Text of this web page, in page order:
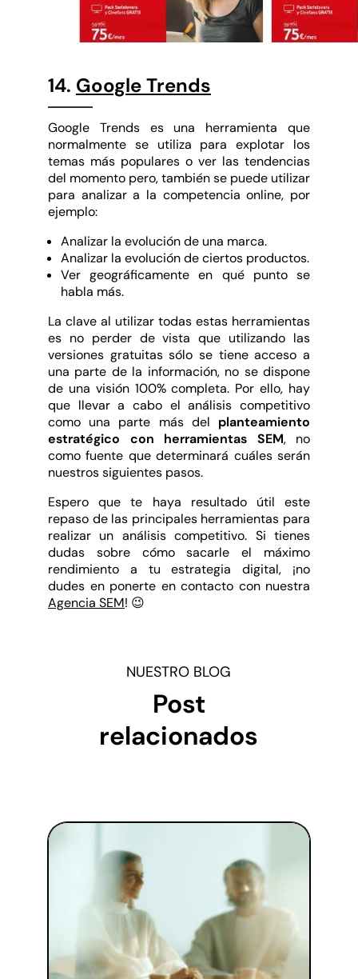
14. Google Trends
Google Trends es una herramienta que
normalmente se utiliza para explotar los
temas más populares o ver las tendencias
del momento pero, también se puede utilizar
para analizar a la competencia online, por
ejemplo:
Analizar la evolución de una marca.
Analizar la evolución de ciertos productos.
Ver geográficamente en qué punto se
habla más.
La clave al utilizar todas estas herramientas
es no perder de vista que utilizando las
versiones gratuitas sólo se tiene acceso a
una parte de la información, no se dispone
de una visión 100% completa. Por ello, hay
que llevar a cabo el análisis competitivo
como una parte más del planteamiento
estratégico con herramientas SEM, no
como fuente que determinará cuáles serán
nuestros siguientes pasos.
Espero que te haya resultado útil este
repaso de las principales herramientas para
realizar un análisis competitivo. Si tienes
dudas sobre cómo sacarle el máximo
rendimiento a tu estrategia digital, ¡no
dudes en ponerte en contacto con nuestra
Agencia SEM! 😉
NUESTRO BLOG
Post
relacionados